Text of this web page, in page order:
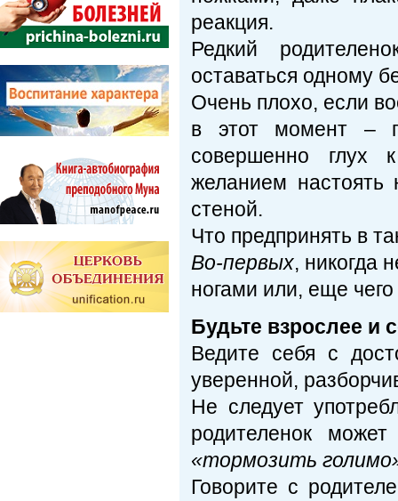
реакция.
Редкий
оставаться одному
Очень плохо, если
в этот момент –
совершенно глух
желанием настоять
стеной.
Что предпринять в
Во-первых, никогда
ногами или, еще
Будьте взрослее и
Ведите себя с
уверенной,
Не следует
родителенок
«тормозить
Говорите с